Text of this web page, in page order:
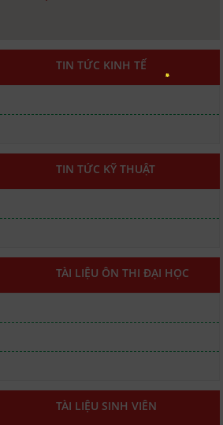
TIN TỨC KINH TẾ
TIN TỨC KỸ THUẬT
TÀI LIỆU ÔN THI ĐẠI HỌC
TÀI LIỆU SINH VIÊN